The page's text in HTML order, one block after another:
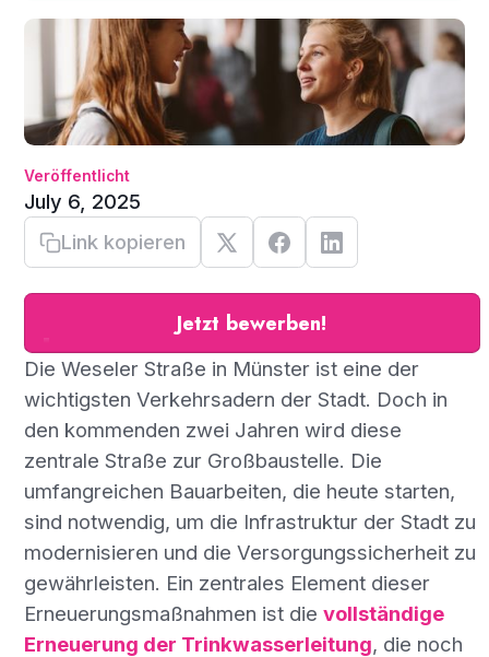
Veröffentlicht
July 6, 2025
Link kopieren
Jetzt bewerben!
Die Weseler Straße in Münster ist eine der
wichtigsten Verkehrsadern der Stadt. Doch in
den kommenden zwei Jahren wird diese
zentrale Straße zur Großbaustelle. Die
umfangreichen Bauarbeiten, die heute starten,
sind notwendig, um die Infrastruktur der Stadt zu
modernisieren und die Versorgungssicherheit zu
gewährleisten. Ein zentrales Element dieser
Erneuerungsmaßnahmen ist die vollständige
Erneuerung der Trinkwasserleitung, die noch